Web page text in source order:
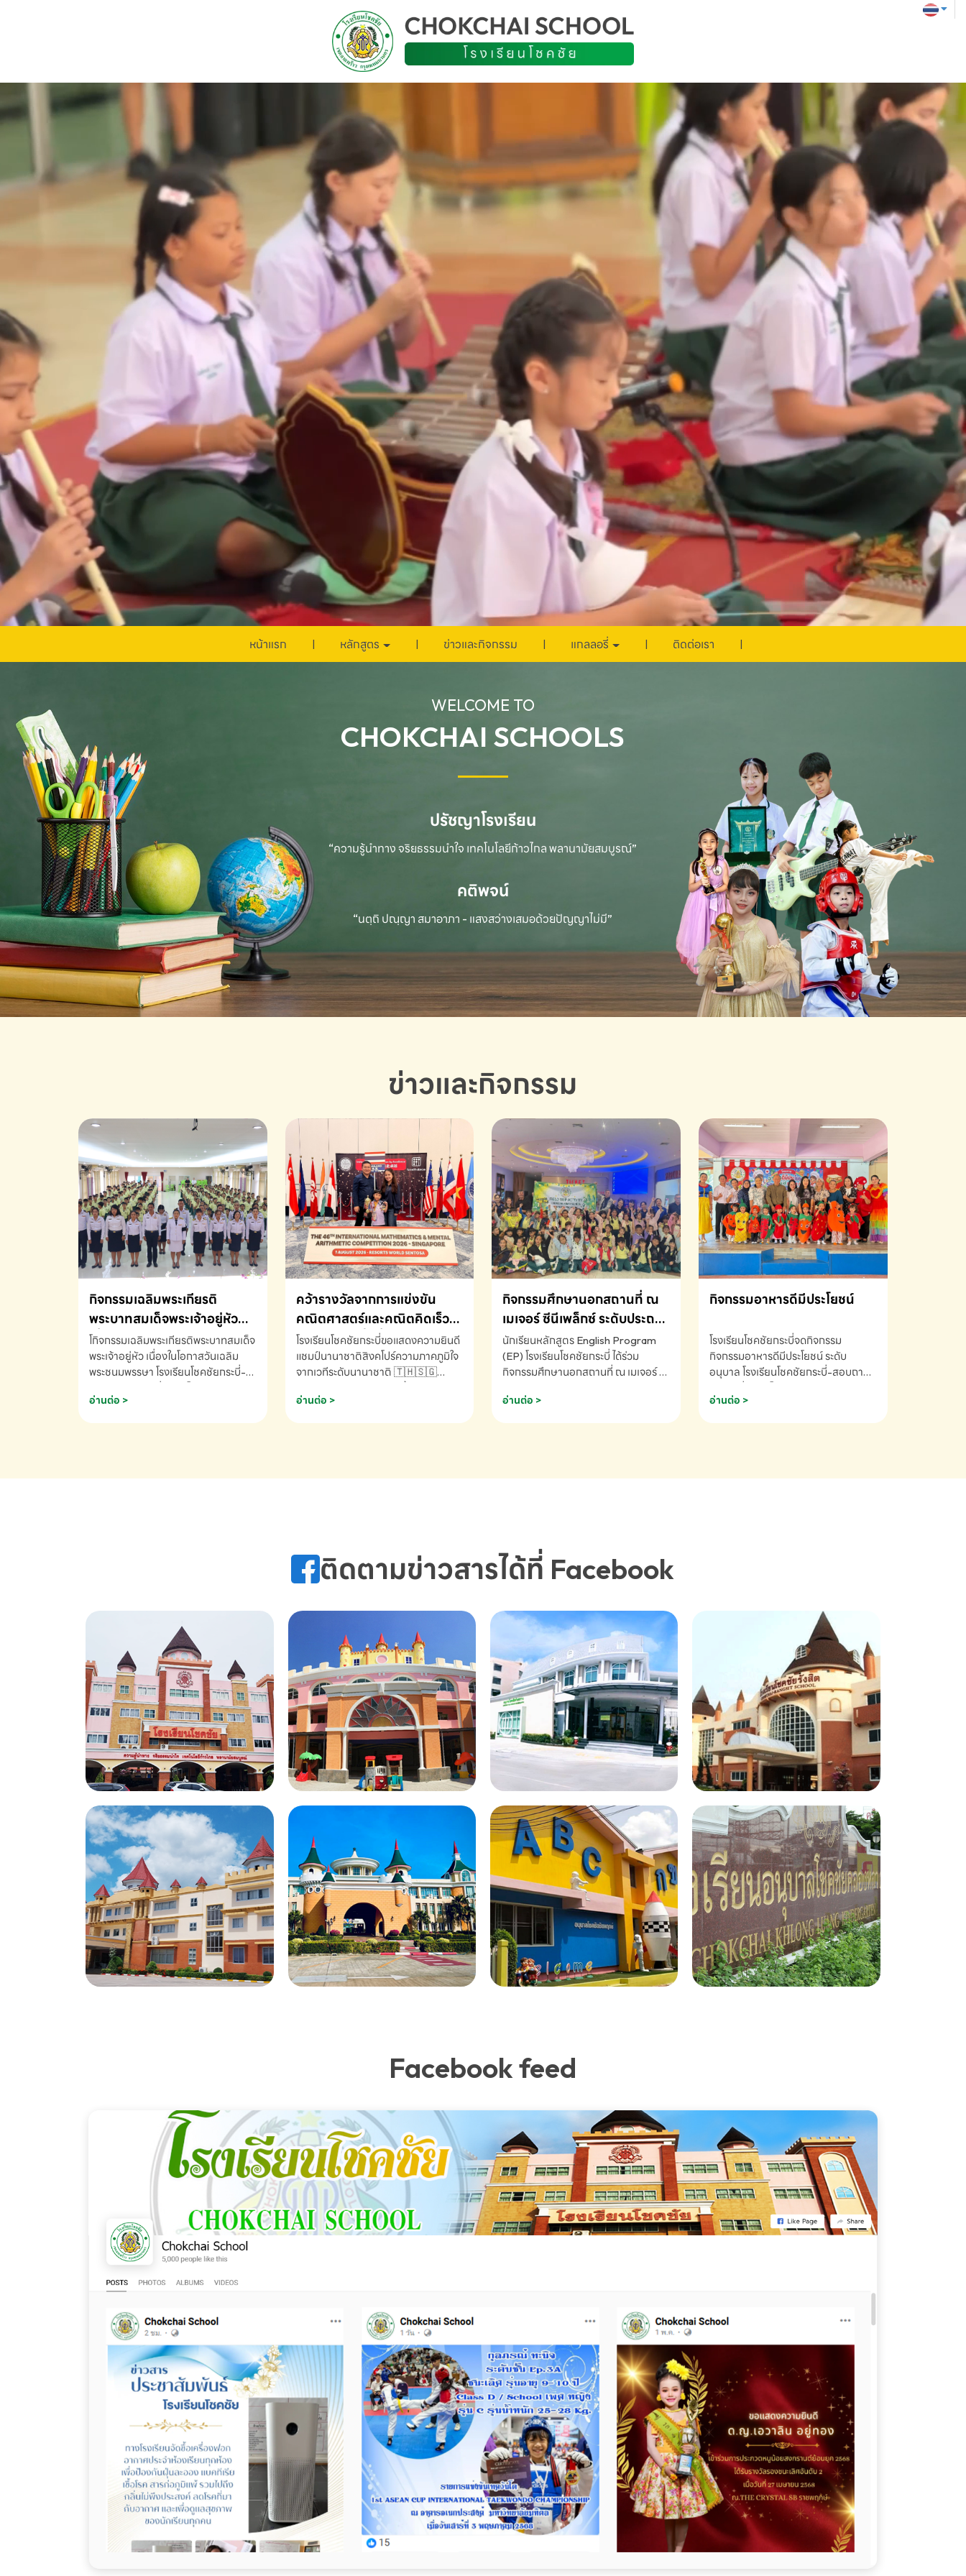
หน้าแรก หลักสูตร ข่าวและกิจกรรม แกลลอรี่ ติดต่อเรา
WELCOME TO
CHOKCHAI SCHOOLS
ปรัชญาโรงเรียน
“ความรู้นำทาง จริยธรรมนำใจ เทคโนโลยีก้าวไกลพลานามัยสมบูรณ์”
คติพจน์
“นตฺถิ ปณฺญา สมาอาภา - แสงสว่างเสมอด้วยปัญญาไม่มี”
ข่าวและกิจกรรม
กิจกรรมเฉลิมพระเกียรติ
พระบาทสมเด็จพระเจ้าอยู่หัว
เนื่องในโอกาสวันเฉลิม
พระชนมพรรษา
โกิจกรรมเฉลิมพระเกียรติพระบาทสมเด็จ
พระเจ้าอยู่หัว เนื่องในโอกาสวันเฉลิม
พระชนมพรรษา โรงเรียนโชคชัยกระบี่-
691910
อ่านต่อ >
คว้ารางวัลจากการแข่งขัน
คณิตศาสตร์และคณิตคิดเร็ว
นานาชาติ ครั้งที่ 46 ประจำปี
2569 ณ ประเทศสิงคโปร์
โรงเรียนโชคชัยกระบี่ขอแสดงความยินดี
แชมป์นานาชาติสิงคโปร์ความภาคภูมิใจ
จากเวทีระดับนานาชาติ 🇹🇭🇸🇬
K3 โรงเรียนโชคชัยกระบี่ จ.กระบี่ คว้า
AND MENTAL ARITHMETIC
Arithmetic Competition K2(Grop)
โรงเรียนโชคชัยกระบี่-สอบถามข้อมูล
อ่านต่อ >
กิจกรรมศึกษานอกสถานที่ ณ
เมเจอร์ ซีนีเพล็กซ์ ระดับประถม
ศึกษา (EP.1-6)
นักเรียนหลักสูตร English Program
(EP) โรงเรียนโชคชัยกระบี่ ได้ร่วม
กิจกรรมศึกษานอกสถานที่ ณ เมเจอร์ ซี
(Soundtrack)เพื่อเสริมทักษะการฟัง
โชคชัยกระบี่-สอบถามข้อมูลเพิ่มเติม
อ่านต่อ >
กิจกรรมอาหารดีมีประโยชน์
โรงเรียนโชคชัยกระบี่จดกิจกรรม
กิจกรรมอาหารดีมีประโยชน์ ระดับ
อนุบาล โรงเรียนโชคชัยกระบี่-สอบถาม
อ่านต่อ >
ติดตามข่าวสารได้ที่ Facebook
Facebook feed